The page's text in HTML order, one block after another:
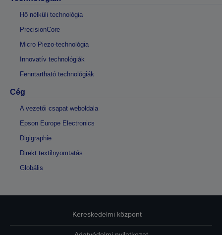
Hő nélküli technológia
PrecisionCore
Micro Piezo-technológia
Innovatív technológiák
Fenntartható technológiák
Cég
A vezetői csapat weboldala
Epson Europe Electronics
Digigraphie
Direkt textilnyomtatás
Globális
Kereskedelmi központ